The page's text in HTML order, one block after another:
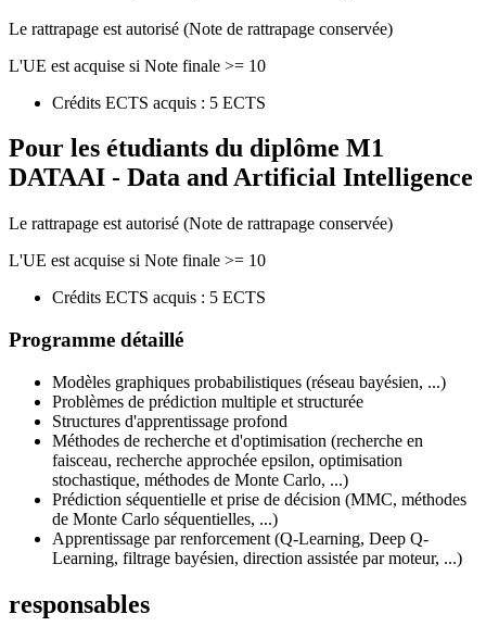
Le rattrapage est autorisé (Note de rattrapage conservée)
L'UE est acquise si Note finale >= 10
Crédits ECTS acquis : 5 ECTS
Pour les étudiants du diplôme M1
DATAAI - Data and Artificial Intelligence
Le rattrapage est autorisé (Note de rattrapage conservée)
L'UE est acquise si Note finale >= 10
Crédits ECTS acquis : 5 ECTS
Programme détaillé
Modèles graphiques probabilistiques (réseau bayésien, ...)
Problèmes de prédiction multiple et structurée
Structures d'apprentissage profond
Méthodes de recherche et d'optimisation (recherche en
faisceau, recherche approchée epsilon, optimisation
stochastique, méthodes de Monte Carlo, ...)
Prédiction séquentielle et prise de décision (MMC, méthodes
de Monte Carlo séquentielles, ...)
Apprentissage par renforcement (Q-Learning, Deep Q-
Learning, filtrage bayésien, direction assistée par moteur, ...)
responsables